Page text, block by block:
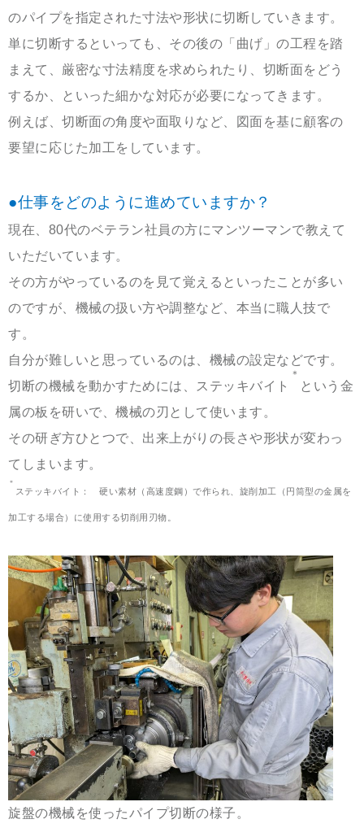
のパイプを指定された寸法や形状に切断していきます。
単に切断するといっても、その後の「曲げ」の工程を踏
まえて、厳密な寸法精度を求められたり、切断面をどう
するか、といった細かな対応が必要になってきます。
例えば、切断面の角度や面取りなど、図面を基に顧客の
要望に応じた加工をしています。
●仕事をどのように進めていますか？
現在、80代のベテラン社員の方にマンツーマンで教えて
いただいています。
その方がやっているのを見て覚えるといったことが多い
のですが、機械の扱い方や調整など、本当に職人技で
す。
自分が難しいと思っているのは、機械の設定などです。
切断の機械を動かすためには、ステッキバイト
＊
という金
属の板を研いで、機械の刃として使います。
その研ぎ方ひとつで、出来上がりの長さや形状が変わっ
てしまいます。
＊
ステッキバイト： 硬い素材（高速度鋼）で作られ、旋削加工（円筒型の金属を
加工する場合）に使用する切削用刃物。
旋盤の機械を使ったパイプ切断の様子。